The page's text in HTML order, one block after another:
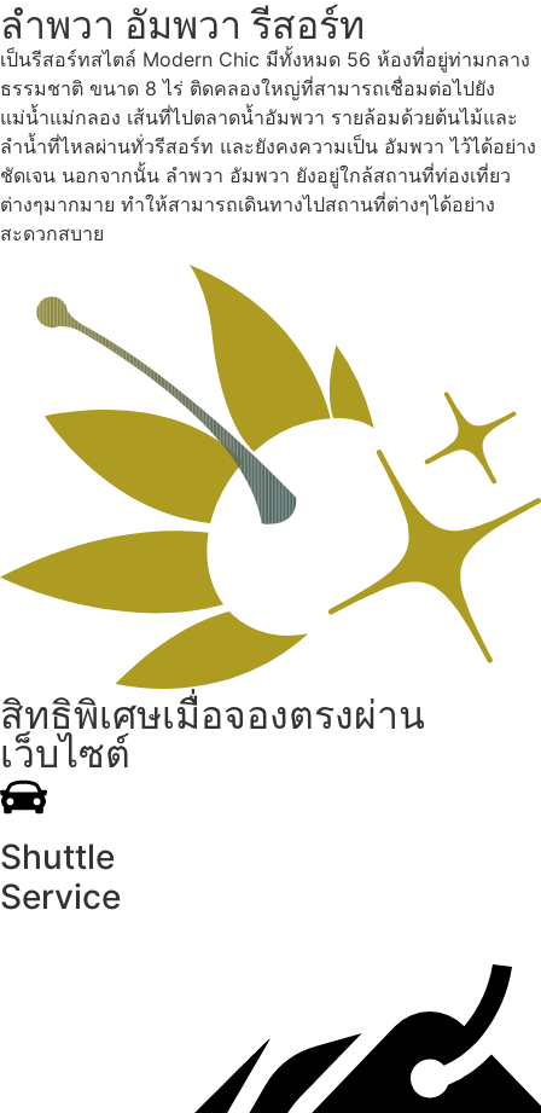
ลำพวา อัมพวา รีสอร์ท
เป็นรีสอร์ทสไตล์ Modern Chic มีทั้งหมด 56 ห้องที่อยู่ท่ามกลาง
ธรรมชาติ ขนาด 8 ไร่ ติดคลองใหญ่ที่สามารถเชื่อมต่อไปยัง
แม่น้ำแม่กลอง เส้นที่ไปตลาดน้ำอัมพวา รายล้อมด้วยต้นไม้และ
ลำน้ำที่ไหลผ่านทั่วรีสอร์ท และยังคงความเป็น อัมพวา ไว้ได้อย่าง
ชัดเจน นอกจากนั้น ลำพวา อัมพวา ยังอยู่ใกล้สถานที่ท่องเที่ยว
ต่างๆมากมาย ทำให้สามารถเดินทางไปสถานที่ต่างๆได้อย่าง
สะดวกสบาย
สิทธิพิเศษเมื่อจองตรงผ่าน
เว็บไซต์
Shuttle
Service